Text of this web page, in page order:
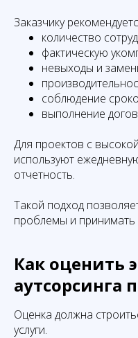
Заказчику
количество
фактическую
невыходы и
соблюдение
выполнение
Для проектов с
используют
отчетность.
Такой подход
проблемы и
Как оценить
аутсорсинга
Оценка должна
услуги.